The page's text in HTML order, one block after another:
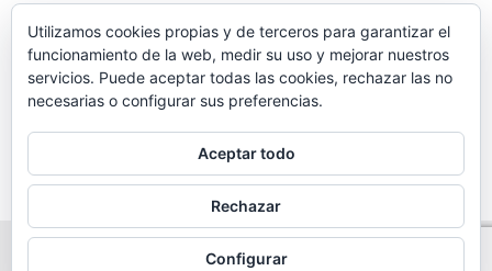
4º ANIVERSARIO de RE/MAX Ability de Madrid
Buscar
Copyright © 2021 Real Estate Ability
Utilizamos cookies propias y de terceros para garantizar el
funcionamiento de la web, medir su uso y mejorar nuestros
servicios. Puede aceptar todas las cookies, rechazar las no
necesarias o configurar sus preferencias.
Aceptar todo
Rechazar
Configurar